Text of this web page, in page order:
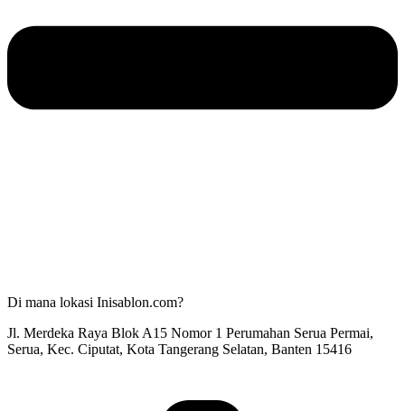
Di mana lokasi Inisablon.com?
Jl. Merdeka Raya Blok A15 Nomor 1 Perumahan Serua Permai,
Serua, Kec. Ciputat, Kota Tangerang Selatan, Banten 15416